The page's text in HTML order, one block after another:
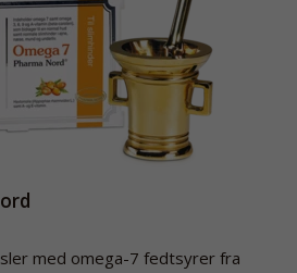
med omega-7 fedtsyrer fra